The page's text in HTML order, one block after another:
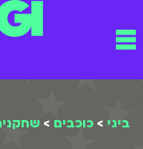
תפריט
ביגי > כוכבים >